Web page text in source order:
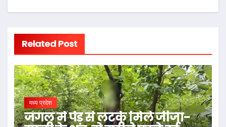
Related Post
मध्य प्रदेश
जंगल में पेड़ से लटके मिले जीजा-